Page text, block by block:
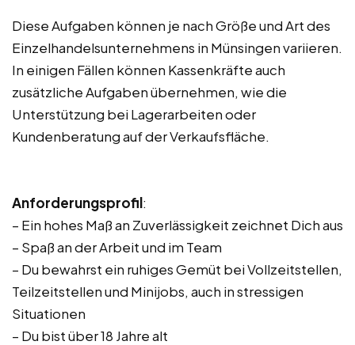
Diese Aufgaben können je nach Größe und Art des
Einzelhandelsunternehmens in Münsingen variieren.
In einigen Fällen können Kassenkräfte auch
zusätzliche Aufgaben übernehmen, wie die
Unterstützung bei Lagerarbeiten oder
Kundenberatung auf der Verkaufsfläche.
Anforderungsprofil:
– Ein hohes Maß an Zuverlässigkeit zeichnet Dich aus
– Spaß an der Arbeit und im Team
– Du bewahrst ein ruhiges Gemüt bei Vollzeitstellen,
Teilzeitstellen und Minijobs, auch in stressigen
Situationen
– Du bist über 18 Jahre alt